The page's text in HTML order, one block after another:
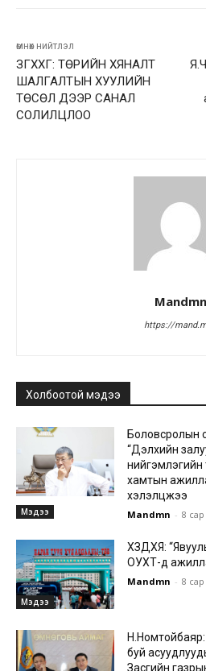
өмнөх нийтлэл
ЗГХХГ: ТӨРИЙН ХЯНАЛТ
ШАЛГАЛТЫН ХУУЛИЙН
ТӨСӨЛ ДЭЭР САНАЛ
СОЛИЛЦЛОО
Mandmn
https://
Холбоотой мэдээ
Мэдээ
Боловсролын
“Дэлхийн
нийгэмлэгийн
хамтын
хэлэлцжээ
Mandmn - 8
Мэдээ
ХЗДХЯ:
ОУХТ-д
Mandmn - 8
буй
Засгийн